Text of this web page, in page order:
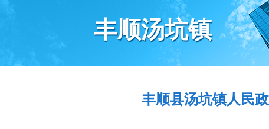
丰顺汤坑镇
丰顺县汤坑镇人民